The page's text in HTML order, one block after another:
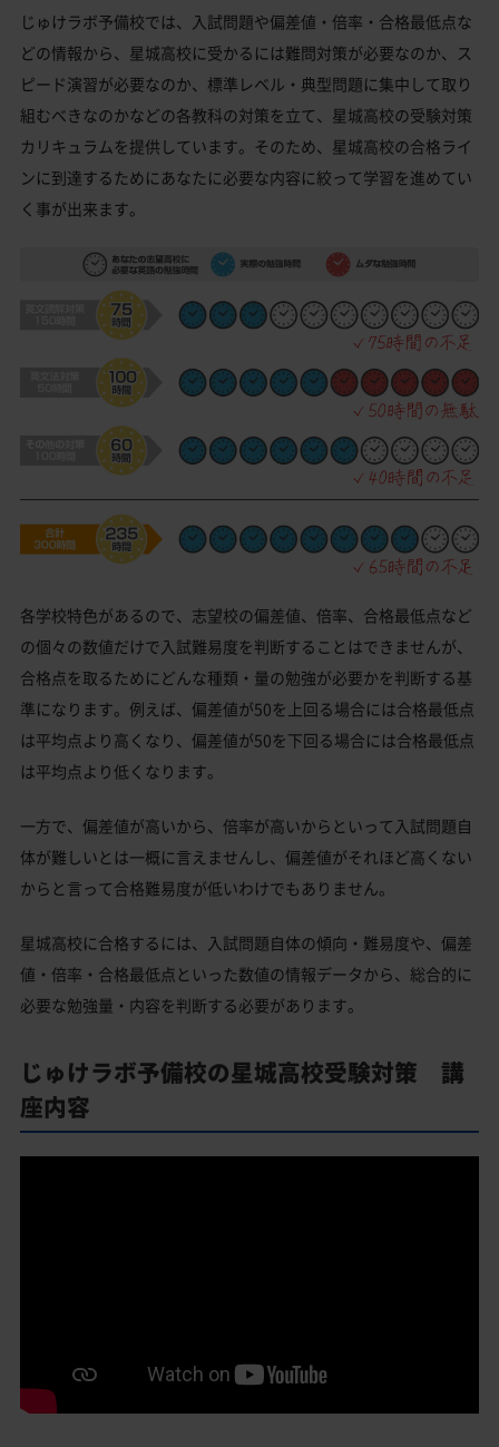
じゅけラボ予備校では、入試問題や偏差値・倍率・合格最低点な
どの情報から、星城高校に受かるには難問対策が必要なのか、ス
ピード演習が必要なのか、標準レベル・典型問題に集中して取り
組むべきなのかなどの各教科の対策を立て、星城高校の受験対策
カリキュラムを提供しています。そのため、星城高校の合格ライ
ンに到達するためにあなたに必要な内容に絞って学習を進めてい
く事が出来ます。
各学校特色があるので、志望校の偏差値、倍率、合格最低点など
の個々の数値だけで入試難易度を判断することはできませんが、
合格点を取るためにどんな種類・量の勉強が必要かを判断する基
準になります。例えば、偏差値が50を上回る場合には合格最低点
は平均点より高くなり、偏差値が50を下回る場合には合格最低点
は平均点より低くなります。
一方で、偏差値が高いから、倍率が高いからといって入試問題自
体が難しいとは一概に言えませんし、偏差値がそれほど高くない
からと言って合格難易度が低いわけでもありません。
星城高校に合格するには、入試問題自体の傾向・難易度や、偏差
値・倍率・合格最低点といった数値の情報データから、総合的に
必要な勉強量・内容を判断する必要があります。
じゅけラボ予備校の星城高校受験対策 講
座内容